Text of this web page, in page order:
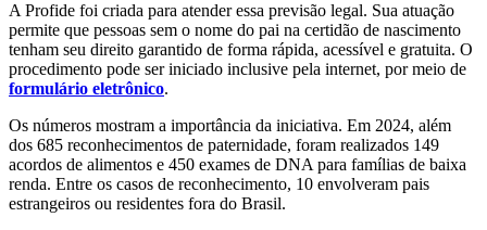
A Profide foi criada para atender essa previsão legal. Sua atuação
permite que pessoas sem o nome do pai na certidão de nascimento
tenham seu direito garantido de forma rápida, acessível e gratuita. O
procedimento pode ser iniciado inclusive pela internet, por meio de
formulário eletrônico.
Os números mostram a importância da iniciativa. Em 2024, além
dos 685 reconhecimentos de paternidade, foram realizados 149
acordos de alimentos e 450 exames de DNA para famílias de baixa
renda. Entre os casos de reconhecimento, 10 envolveram pais
estrangeiros ou residentes fora do Brasil.